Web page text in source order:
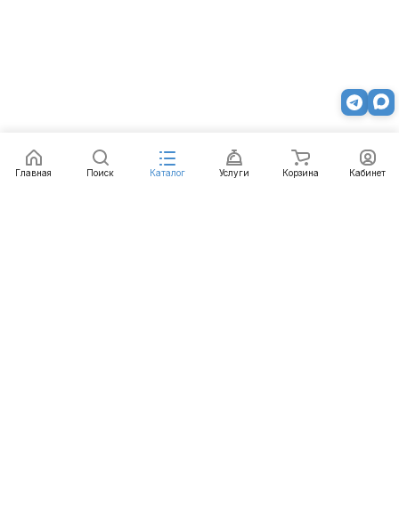
Главная Поиск Каталог Услуги Корзина Кабинет